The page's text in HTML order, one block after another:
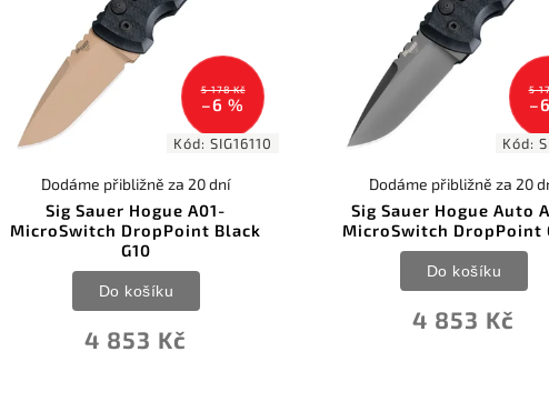
5 178 Kč
–6 %
Kód:SIG16110
Sig Sauer Hogue A01-
MicroSwitch DropPoint Black
G10
Dodáme přibližně za 20 dní
4 853 Kč
Do košíku
5
Kód:
Sig Sauer Hogue Auto
MicroSwitch DropPoint
Dodáme přibližně za 20
4 853 Kč
Do košíku